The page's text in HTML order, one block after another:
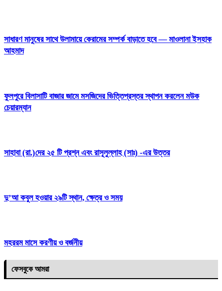
সাধারণ মানুষের সাথে উলামায়ে কেরামের সম্পর্ক বাড়াতে হবে — মাওলানা ইসহাক
আহমাদ
ফুলপুরে বিলাসাটি বাজার জামে মসজিদের ভিত্তিপ্রস্তর স্থাপন করলেন মউক
চেয়ারম্যান
সাহাবা (রা.)দের ২৫ টি প্রশ্ন এবং রাসূলুল্লাহ (সাঃ) -এর উত্তর
দু’আ কবুল হওয়ার ২৯টি স্থান, ক্ষেত্র ও সময়
মহররম মাসে করণীয় ও বর্জনীয়
ফেসবুকে আমরা